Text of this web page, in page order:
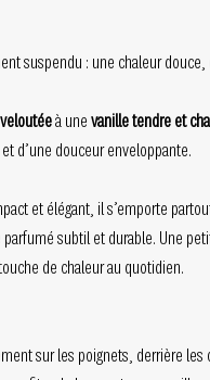
suspendu : une chaleur
à une vanille tendre et
d’une douceur enveloppante.
et élégant, il s’emporte
subtil et durable. Une
de chaleur au quotidien.
sur les poignets, derrière les